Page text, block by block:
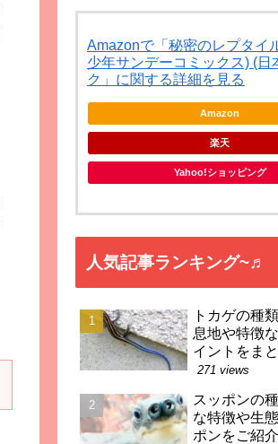
Amazonで「秘密のレプタイ
少年サンデーコミックス) (日
ク」に関する詳細を見る
Amazon
楽天
Yahoo!ショッピング
人気記事ランキング~♬
トカゲの種
息地や特徴
イントをま
271 views
スッポンの
な特徴や生
ポンをご紹介